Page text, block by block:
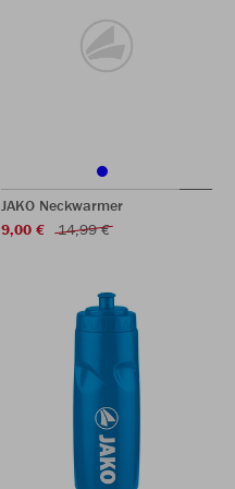
JAKO Neckwarmer
9,00 €
14,99 €